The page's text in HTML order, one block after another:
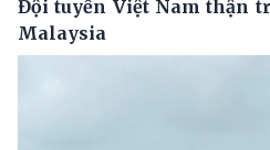
Đội tuyển Việt Nam thận
Malaysia